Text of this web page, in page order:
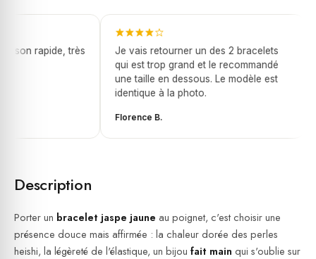
rapide, très
Je vais retourner un des 2 bracelets
qui est trop grand et le recommandé
une taille en dessous. Le modèle est
identique à la photo.
Florence B.
Description
Porter un bracelet jaspe jaune au poignet, c'est choisir une
présence douce mais affirmée : la chaleur dorée des perles
heishi, la légèreté de l'élastique, un bijou fait main qui s'oublie sur